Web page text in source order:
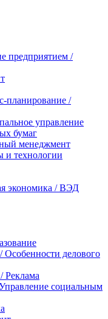
предприятием /
планирование /
управление
бумаг
менеджмент
технологии
экономика / ВЭД
делового
Реклама
социальным